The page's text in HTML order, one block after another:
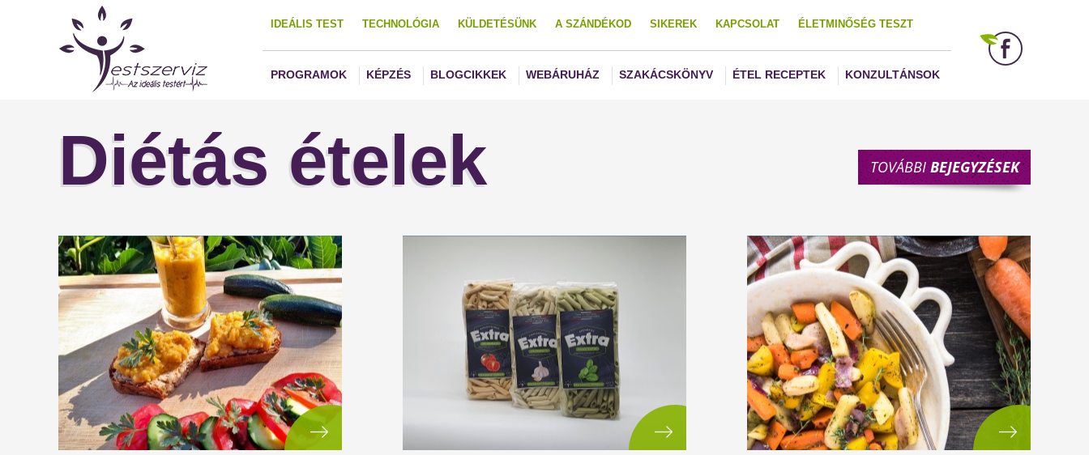
IDEÁLIS TEST TECHNOLÓGIA KÜLDETÉSÜNK A SZÁNDÉKOD SIKEREK KAPCSOLAT ÉLETMINŐSÉG TESZT
PROGRAMOK KÉPZÉS BLOGCIKKEK WEBÁRUHÁZ SZAKÁCSKÖNYV ÉTEL RECEPTEK KONZULTÁNSOK
Diétás ételek TOVÁBBIBEJEGYZÉSEK